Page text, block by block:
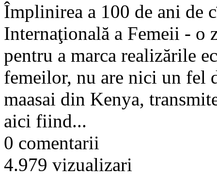
Împlinirea a 100 de ani de
Internaţională a Femeii - o
pentru a marca realizările
femeilor, nu are nici un fel
maasai din Kenya,
aici fiind...
0 comentarii
4.979 vizualizari